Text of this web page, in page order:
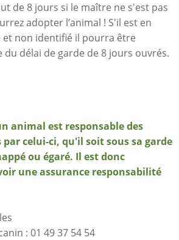
de 8 jours si le maître ne s'est pas
adopter l’animal ! S'il est en
non identifié il pourra être
du délai de garde de 8 jours ouvrés.
animal est responsable des
par celui-ci, qu'il soit sous sa garde
ou égaré. Il est donc
une assurance responsabilité
: 01 49 37 54 54